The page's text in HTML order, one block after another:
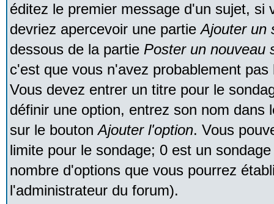
éditez le premier message d'un sujet, si
devriez apercevoir une partieAjouter un
dessous de la partie Poster un nouveau
c'est que vous n'avez probablement
Vous devez entrer un titre pour le
définir une option, entrez son nom dans
sur le boutonAjouter l'option. Vous
limite pour le sondage; 0 est un
nombre d'options que vous pourrez
l'administrateur du forum).